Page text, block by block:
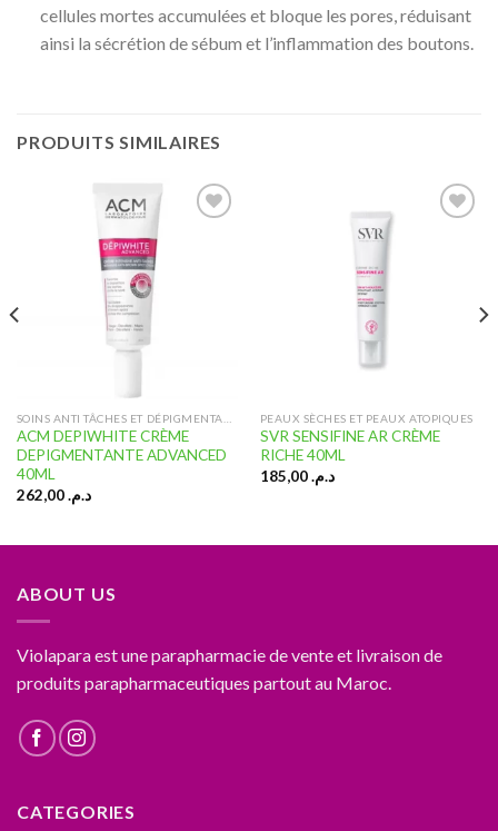
cellules mortes accumulées et bloque les pores, réduisant
ainsi la sécrétion de sébum et l’inflammation des boutons.
PRODUITS SIMILAIRES
ACM DEPIWHITE CRÈME
DEPIGMENTANTE ADVANCED
40ML
د.م.262,00
PEAUX SÈCHES ET PEAUX ATOPIQUES
SVR SENSIFINE AR CRÈME
RICHE 40ML
د.م.185,00
ABOUT US
Violapara est une parapharmacie de vente et livraison de
produits parapharmaceutiques partout au Maroc.
CATEGORIES